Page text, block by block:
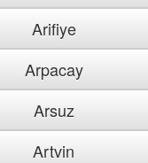
Arifiye
Arpacay
Arsuz
Artvin